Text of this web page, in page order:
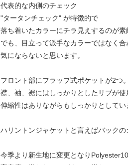
代表的な内側のチェック
"タータンチェック" が特徴的で
落ち着いたカラーにチラ見えするのが素
でも、目立って派手なカラーではなく
気にならないと思います。
フロント部にフラップ式ポケットが2つ
襟、袖、裾にはしっかりとしたリブが
伸縮性はありながらもしっかりとして
ハリントンジャケットと言えばバック
今季より新生地に変更となり